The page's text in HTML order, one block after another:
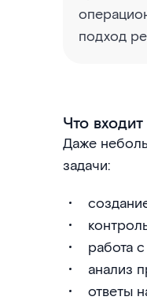
подход
Что
Даже
задачи:
работа
анализ
ответы